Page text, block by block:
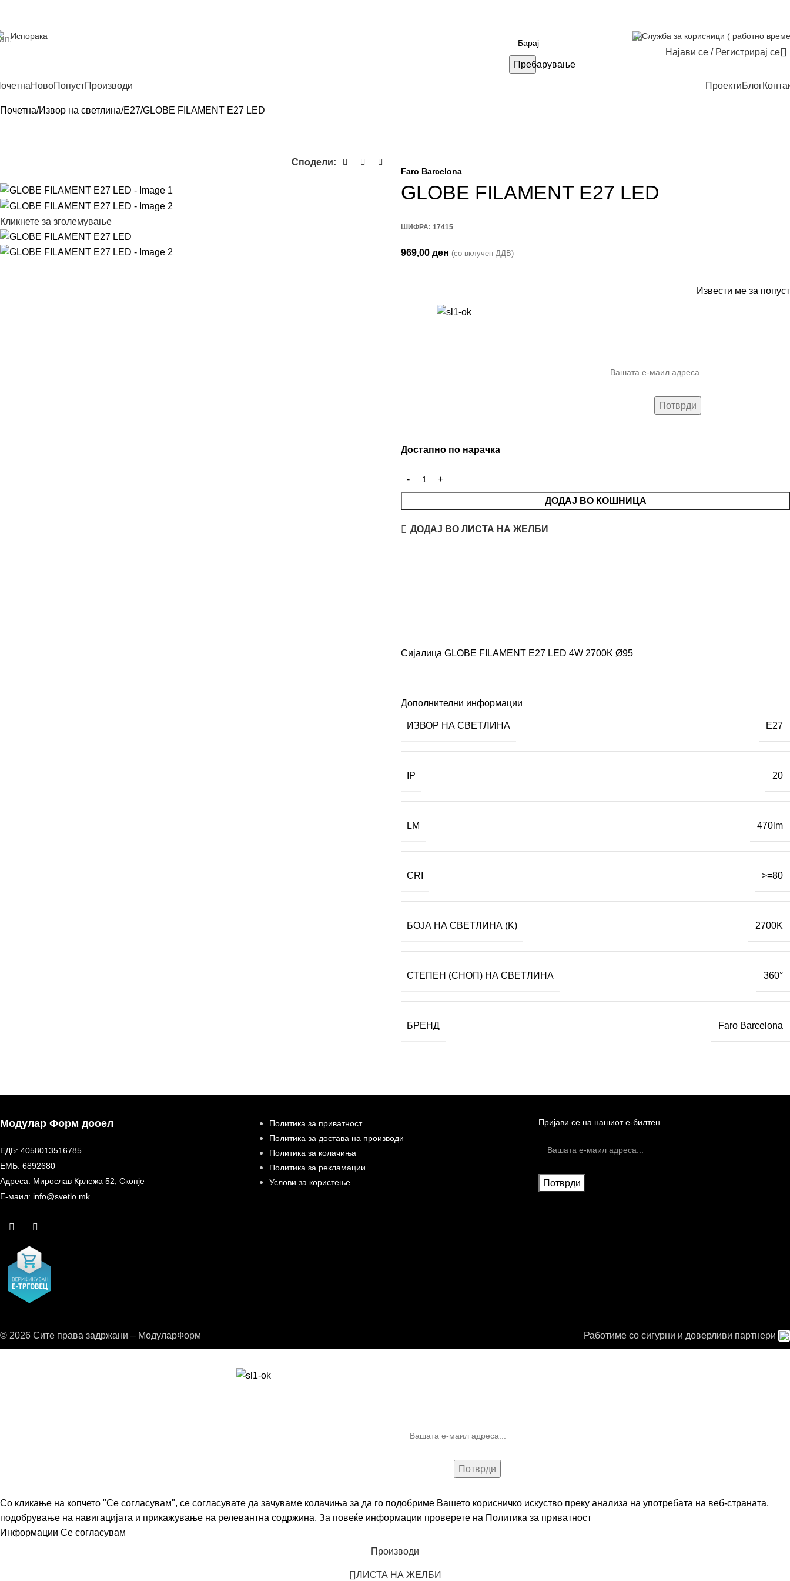
Испорака Служба за корисници ( работно
Пребарување
Најави се / Регистрирај се
НовоПопустПроизводи ПроектиБлог
Почетна Извор на светлина E27 GLOBE FILAMENT E27 LED
Сподели:
Кликнете за зголемување
Faro Barcelona
GLOBE FILAMENT E27 LED
ШИФРА: 17415
969,00 ден (со вклучен ДДВ)
Извести ме за попуст
Достапно по нарачка
ДОДАЈ ВО КОШНИЦА
ДОДАЈ ВО ЛИСТА НА ЖЕЛБИ
Сијалица GLOBE FILAMENT E27 LED 4W 2700K Ø95
Дополнителни информации
ИЗВОР НА СВЕТЛИНА E27
IP 20
LM 470lm
CRI >=80
БОЈА НА СВЕТЛИНА (K) 2700K
СТЕПЕН (СНОП) НА СВЕТЛИНА 360°
БРЕНД Faro Barcelona
Модулар Форм дооел
ЕДБ: 4058013516785
ЕМБ: 6892680
Адреса: Мирослав Крлежа 52, Скопје
Е-маил: info@svetlo.mk
Политика за приватност
Политика за достава на производи
Политика за колачиња
Политика за рекламации
Услови за користење
Пријави се на нашиот е-билтен
© 2026 Сите права задржани – МодуларФорм Работиме со сигурни и доверливи партнери
Со кликање на копчето "Се согласувам", се согласувате да зачуваме колачиња за да го подобриме Вашето корисничко искуство преку анализа на употребата на веб-страната,
подобрување на навигацијата и прикажување на релевантна содржина. За повеќе информации проверете на Политика за приватност
Информации Се согласувам
Производи
ЛИСТА НА ЖЕЛБИ